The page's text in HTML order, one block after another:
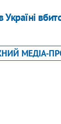
Україні
МЕДІА-